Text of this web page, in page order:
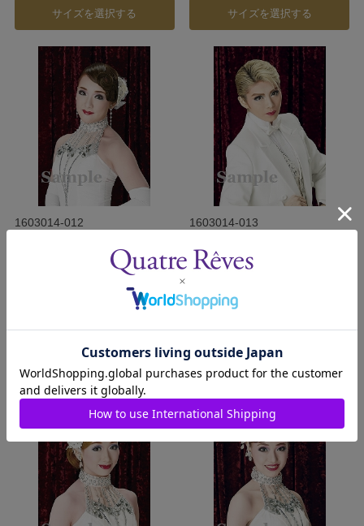
サイズを選択する サイズを選択する
1603014-012
白妙なつ スチール写真／星組
公演『こうもり』『THE
￥200
サイズを選択する
1603014-013
天寿光希 スチール写真／星組
公演『こうもり』『THE
￥200
サイズを選択する